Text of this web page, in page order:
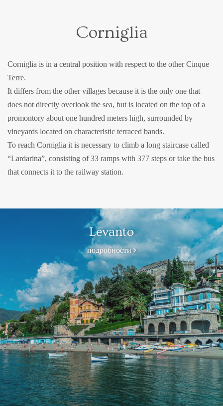
Corniglia
Corniglia is in a central position with respect to the other Cinque
Terre.
It differs from the other villages because it is the only one that
does not directly overlook the sea, but is located on the top of a
promontory about one hundred meters high, surrounded by
vineyards located on characteristic terraced bands.
To reach Corniglia it is necessary to climb a long staircase called
“Lardarina”, consisting of 33 ramps with 377 steps or take the bus
that connects it to the railway station.
Levanto
подробности